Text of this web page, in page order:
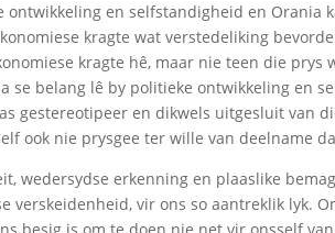
ontwikkeling en selfstandigheid en Orania
kragte wat verstedeliking
kragte hê, maar nie teen die prys
se belang lê by politieke ontwikkeling en
gestereotipeer en dikwels uitgesluit van
ook nie prysgee ter wille van deelname
wedersydse erkenning en plaaslike
verskeidenheid, vir ons so aantreklik lyk.